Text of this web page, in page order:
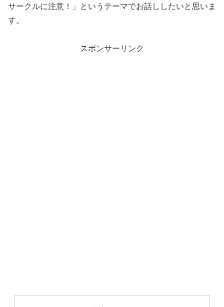
サークルに注意！」
というテーマでお話ししたいと思いま
す。
スポンサーリンク